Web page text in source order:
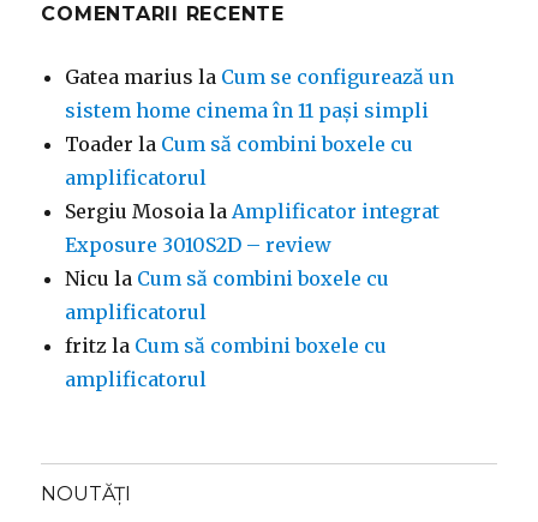
COMENTARII RECENTE
Gatea marius la Cum se configurează un
sistem home cinema în 11 pași simpli
Toader la Cum să combini boxele cu
amplificatorul
Sergiu Mosoia laAmplificator integrat
Exposure 3010S2D – review
Nicu la Cum să combini boxele cu
amplificatorul
fritz la Cum să combini boxele cu
amplificatorul
NOUTĂȚI